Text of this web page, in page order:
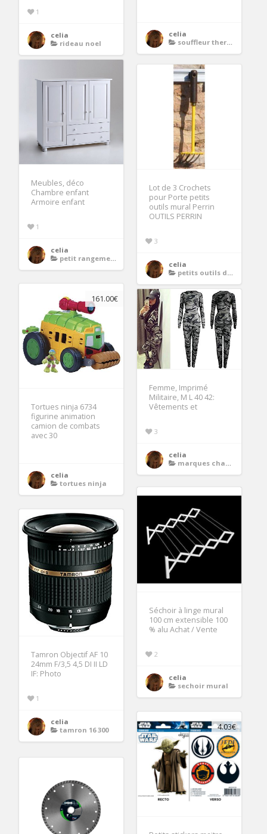
1
celia
rideau noel
celia
souffleur thermique
Meubles, déco
Chambre enfant
Armoire enfant
1
celia
petit rangement enfant
Lot de 3 Crochets
pour Porte petits
outils mural Perrin
OUTILS PERRIN
3
celia
petits outils de jardin
161.00€
Tortues ninja 6734
figurine animation
camion de combats
avec 30
celia
tortues ninja
Femme, Imprimé
Militaire, M L 40 42:
Vêtements et
3
celia
marques chaussures femme
Séchoir à linge mural
100 cm extensible 100
% alu Achat / Vente
2
celia
sechoir mural
Tamron Objectif AF 10
24mm F/3,5 4,5 DI II LD
IF: Photo
1
celia
tamron 16 300
4.03€